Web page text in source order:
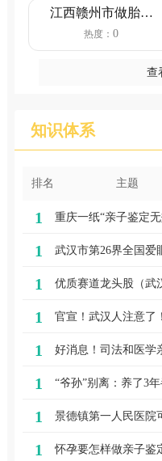
江西赣州市做胎儿
亲子鉴定需要多少
热度：0
查
知识体系
排名 主题
1
1
1
1
1
1
1
1